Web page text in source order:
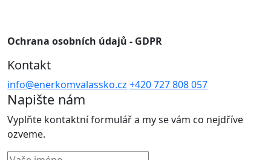
Ochrana osobních údajů - GDPR
Kontakt
info@enerkomvalassko.cz +420 727 808 057
Napište nám
Vyplňte kontaktní formulář a my se vám co nejdříve
ozveme.